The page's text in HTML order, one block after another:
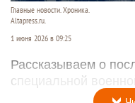
Главные новости. Хроника.
Altapress.ru.
1 июня 2026 в 09:25
Рассказываем о
специальной